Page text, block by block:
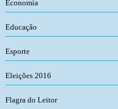
Economia
Educação
Esporte
Eleições 2016
Flagra do Leitor